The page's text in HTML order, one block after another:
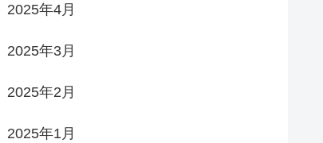
2025年4月
2025年3月
2025年2月
2025年1月